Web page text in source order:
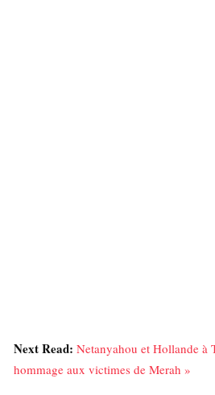
Next Read: Netanyahou et Hollande à
hommage aux victimes de Merah »